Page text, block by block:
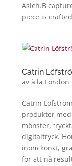
Asieh.B
piece is
Catrin
av à la
Catrin
produkter
mönster,
digitaltryck.
inom konst,
för att nå